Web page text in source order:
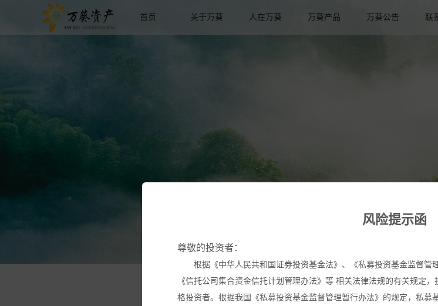
首页 关于万葵 人在万葵 万葵产品 万葵公告 联
风险提示函
尊敬的投资者：
根据《中华人民共和国证券投资基金法》、《私募投资基金监督管
《信托公司集合资金信托计划管理办法》等 相关法律法规的有关规定
格投资者。根据我国《私募投资基金监督管理暂行办法》的规定，私募
万葵公告 万葵新闻 万